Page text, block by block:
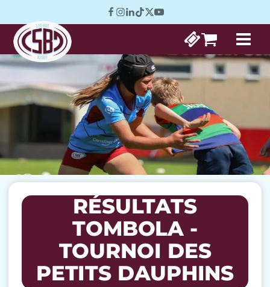
RÉSULTATS
TOMBOLA -
TOURNOI DES
PETITS DAUPHINS